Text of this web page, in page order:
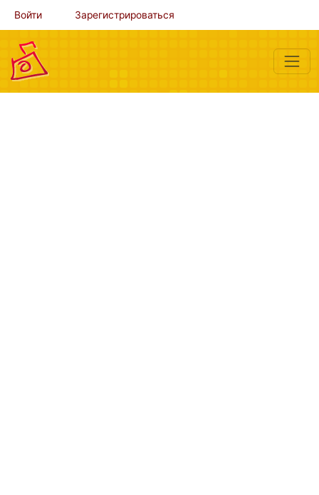
Войти Зарегистрироваться